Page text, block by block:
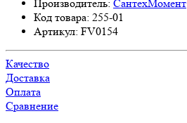
Производитель: СантехМомент
Код товара: 255-01
Артикул: FV0154
Качество
Доставка
Оплата
Сравнение